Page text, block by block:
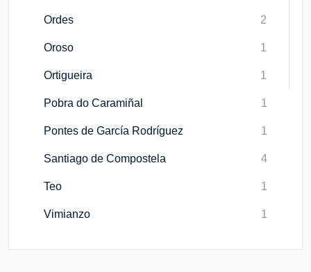
Ordes 2
Oroso 1
Ortigueira 1
Pobra do Caramiñal 1
Pontes de García Rodríguez 1
Santiago de Compostela 4
Teo 1
Vimianzo 1